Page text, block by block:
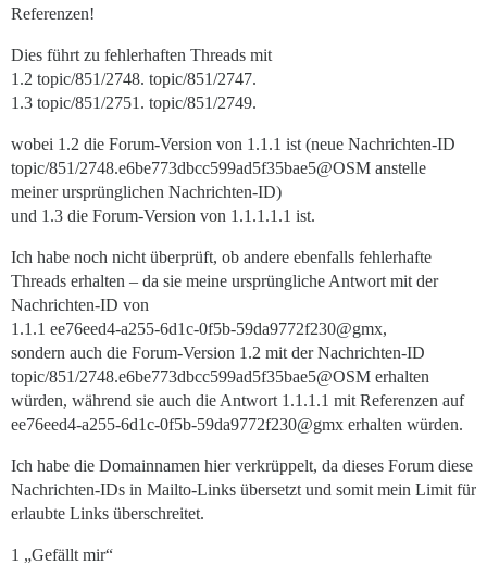
Referenzen!
Dies führt zu fehlerhaften Threads mit
1.2 topic/851/2748. topic/851/2747.
1.3 topic/851/2751. topic/851/2749.
wobei 1.2 die Forum-Version von 1.1.1 ist (neue Nachrichten-ID
topic/851/2748.e6be773dbcc599ad5f35bae5@OSM anstelle
meiner ursprünglichen Nachrichten-ID)
und 1.3 die Forum-Version von 1.1.1.1.1 ist.
Ich habe noch nicht überprüft, ob andere ebenfalls fehlerhafte
Threads erhalten – da sie meine ursprüngliche Antwort mit der
Nachrichten-ID von
1.1.1 ee76eed4-a255-6d1c-0f5b-59da9772f230@gmx,
sondern auch die Forum-Version 1.2 mit der Nachrichten-ID
topic/851/2748.e6be773dbcc599ad5f35bae5@OSM erhalten
würden, während sie auch die Antwort 1.1.1.1 mit Referenzen auf
ee76eed4-a255-6d1c-0f5b-59da9772f230@gmx erhalten würden.
Ich habe die Domainnamen hier verkrüppelt, da dieses Forum diese
Nachrichten-IDs in Mailto-Links übersetzt und somit mein Limit für
erlaubte Links überschreitet.
1 „Gefällt mir“